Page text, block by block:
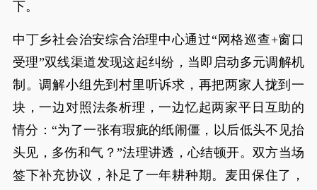
下。
中丁乡社会治安综合治理中心通过“网格巡查+窗口
受理”双线渠道发现这起纠纷，当即启动多元调解机
制。调解小组先到村里听诉求，再把两家人拢到一
块，一边对照法条析理，一边忆起两家平日互助的
情分：“为了一张有瑕疵的纸闹僵，以后低头不见抬
头见，多伤和气？”法理讲透，心结顿开。双方当场
签下补充协议，补足了一年耕种期。麦田保住了，